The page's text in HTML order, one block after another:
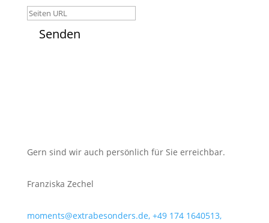
Seiten URL
Senden
Gern sind wir auch persönlich für Sie erreichbar.
Franziska Zechel
moments@extrabesonders.de, +49 174 1640513,